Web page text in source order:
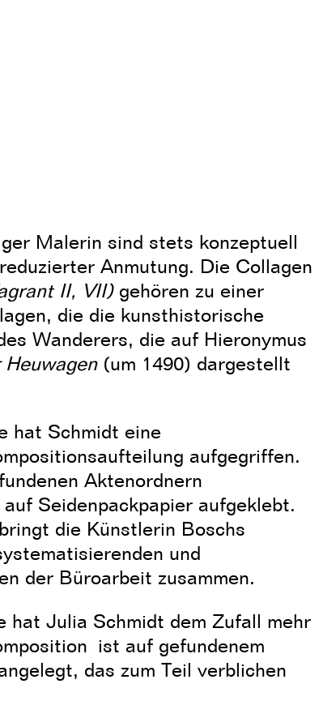
Malerin sind stets konzeptuell
Anmutung. Die Collagen
II, VII)gehören zu einer
die die kunsthistorische
Wanderers, die auf Hieronymus
Heuwagen(um 1490) dargestellt
hat Schmidt eine
aufgegriffen.
Aktenordnern
Seidenpackpapier aufgeklebt.
die Künstlerin Boschs
und
der Büroarbeit zusammen.
hat Julia Schmidt dem Zufall mehr
ist auf gefundenem
das zum Teil verblichen